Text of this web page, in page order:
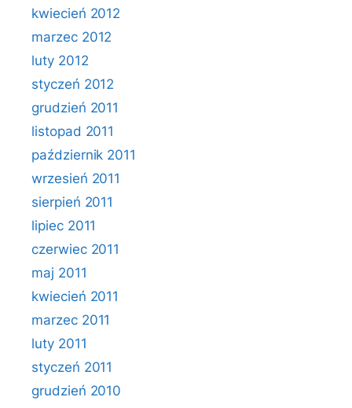
kwiecień 2012
marzec 2012
luty 2012
styczeń 2012
grudzień 2011
listopad 2011
październik 2011
wrzesień 2011
sierpień 2011
lipiec 2011
czerwiec 2011
maj 2011
kwiecień 2011
marzec 2011
luty 2011
styczeń 2011
grudzień 2010